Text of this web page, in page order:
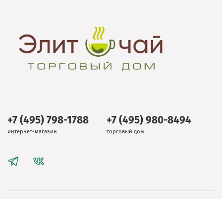
+7 (495) 798-1788
интернет-магазин
+7 (495) 980-8494
торговый дом